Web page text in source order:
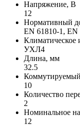
Напряжение, В
12
Нормативный
EN 61810-1, EN
Климатическое
УХЛ4
Длина, мм
32.5
10
Количество
2
Номинальное
12